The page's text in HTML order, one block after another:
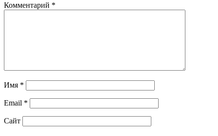
Комментарий *
Имя *
Email *
Сайт